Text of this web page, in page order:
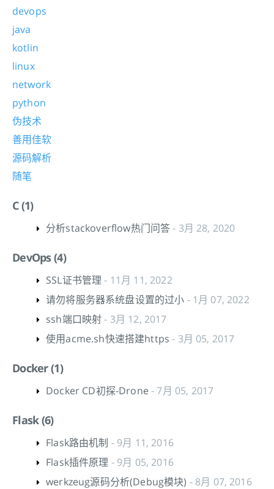
devops
java
kotlin
linux
network
python
伪技术
善用佳软
源码解析
随笔
C (1)
分析stackoverflow热门问答- 3月 28, 2020
DevOps (4)
SSL证书管理 - 11月 11, 2022
请勿将服务器系统盘设置的过小 - 1月 07, 2022
ssh端口映射- 3月 12, 2017
使用acme.sh快速搭建https - 3月 05, 2017
Docker (1)
Docker CD初探-Drone - 7月 05, 2017
Flask (6)
Flask路由机制 - 9月 11, 2016
Flask插件原理 - 9月 05, 2016
werkzeug源码分析(Debug模块) - 8月 07, 2016